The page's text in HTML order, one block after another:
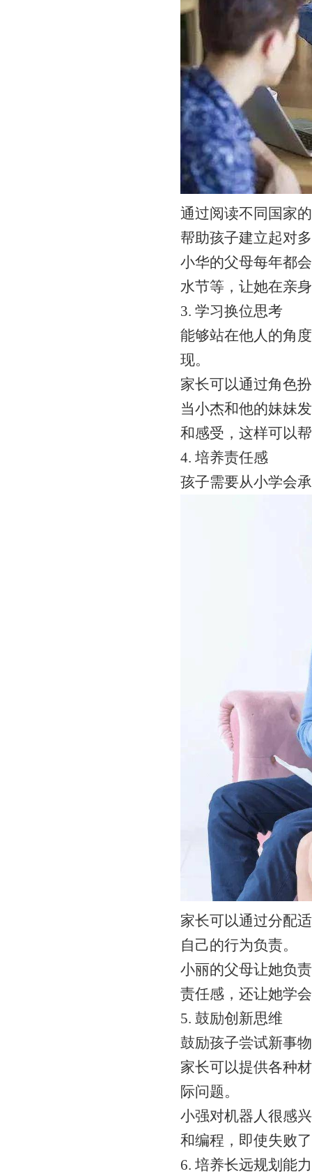
通过阅读不同国家
帮助孩子建立起对
小华的父母每年都
水节等，让她在亲
3. 学习换位思考
能够站在他人的角
现。
家长可以通过角色
当小杰和他的妹妹
和感受，这样可以
4. 培养责任感
孩子需要从小学会
家长可以通过分配
自己的行为负责。
小丽的父母让她负
责任感，还让她学
5. 鼓励创新思维
鼓励孩子尝试新事
家长可以提供各种
际问题。
小强对机器人很感
和编程，即使失败
6. 培养长远规划能力